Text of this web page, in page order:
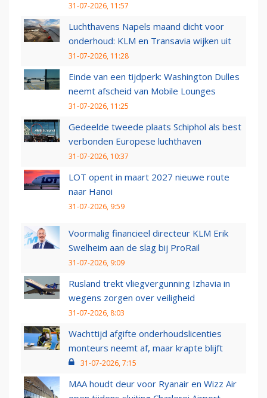
31-07-2026, 11:57
Luchthavens Napels maand dicht voor
onderhoud: KLM en Transavia wijken uit
31-07-2026, 11:28
Einde van een tijdperk: Washington Dulles
neemt afscheid van Mobile Lounges
31-07-2026, 11:25
Gedeelde tweede plaats Schiphol als best
verbonden Europese luchthaven
31-07-2026, 10:37
LOT opent in maart 2027 nieuwe route
naar Hanoi
31-07-2026, 9:59
Voormalig financieel directeur KLM Erik
Swelheim aan de slag bij ProRail
31-07-2026, 9:09
Rusland trekt vliegvergunning Izhavia in
wegens zorgen over veiligheid
31-07-2026, 8:03
Wachttijd afgifte onderhoudslicenties
monteurs neemt af, maar krapte blijft
31-07-2026, 7:15
MAA houdt deur voor Ryanair en Wizz Air